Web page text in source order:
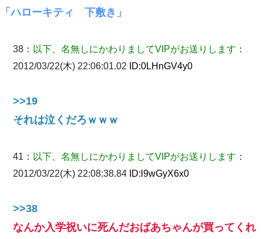
「ハローキティ 下敷き」
38： 以下、名無しにかわりましてVIPがお送りします ：
2012/03/22(木) 22:06:01.02 ID:0LHnGV4y0
>>19
それは泣くだろｗｗｗ
41： 以下、名無しにかわりましてVIPがお送りします ：
2012/03/22(木) 22:08:38.84 ID: l9wGyX6x0
>>38
なんか入学祝いに死んだおばあちゃんが買ってくれ